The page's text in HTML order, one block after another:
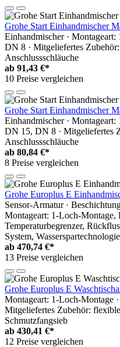
Grohe Start Einhandmischer
Einhandmischer ·
DN 8 · Mitgeliefertes
Anschlussschläuche
ab 91,43 €*
10 Preise vergleichen
Grohe Start Einhandmischer
Einhandmischer ·
DN 15, DN 8 · Mitgeliefertes
Anschlussschläuche
ab 80,84 €*
8 Preise vergleichen
Grohe Europlus E
Sensor-Armatur ·
Montageart: 1-Loch-Montage,
Temperaturbegrenzer,
System, Wasserspartechnologie
ab 470,74 €*
13 Preise vergleichen
Grohe Europlus E
Montageart: 1-Loch-Montage
Mitgeliefertes Zubehör:
Schmutzfangsieb
ab 430,41 €*
12 Preise vergleichen